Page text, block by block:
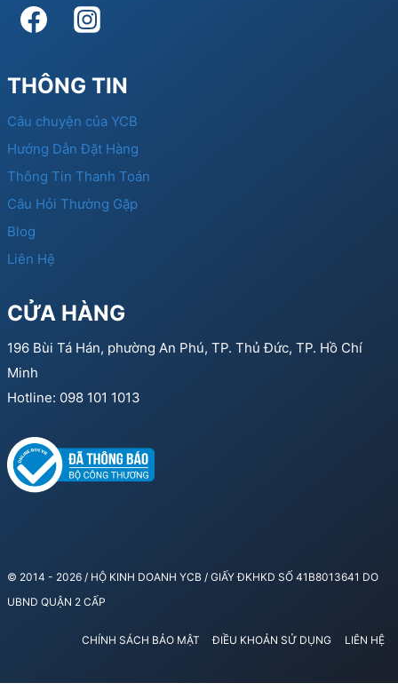
THÔNG TIN
Câu chuyện của YCB
Hướng Dẫn Đặt Hàng
Thông Tin Thanh Toán
Câu Hỏi Thường Gặp
Blog
Liên Hệ
CỬA HÀNG
196 Bùi Tá Hán, phường An Phú, TP. Thủ Đức, TP. Hồ Chí
Minh
Hotline: 098 101 1013
© 2014 - 2026 / HỘ KINH DOANH YCB / GIẤY ĐKHKD SỐ 41B8013641 DO
UBND QUẬN 2 CẤP
CHÍNH SÁCH BẢO MẬT ĐIỀU KHOẢN SỬ DỤNG LIÊN HỆ